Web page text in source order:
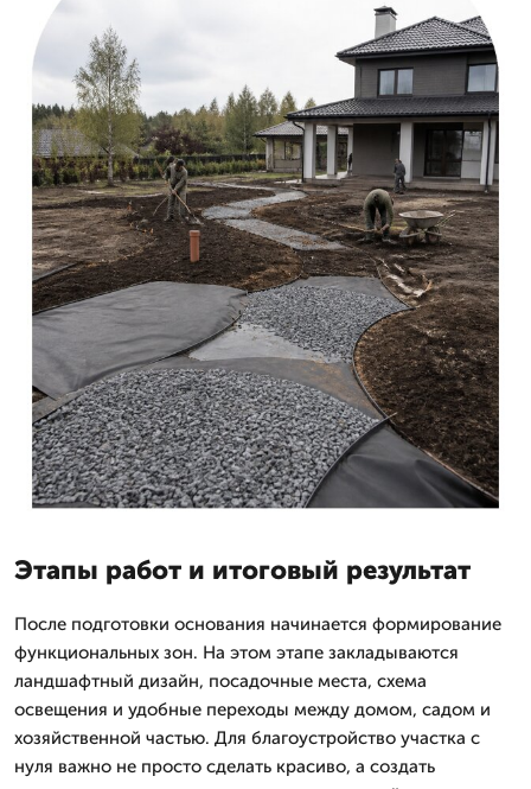
Этапы работ и итоговый результат
После подготовки основания начинается формирование
функциональных зон. На этом этапе закладываются
ландшафтный дизайн, посадочные места, схема
освещения и удобные переходы между домом, садом и
хозяйственной частью. Для благоустройство участка с
нуля важно не просто сделать красиво, а создать